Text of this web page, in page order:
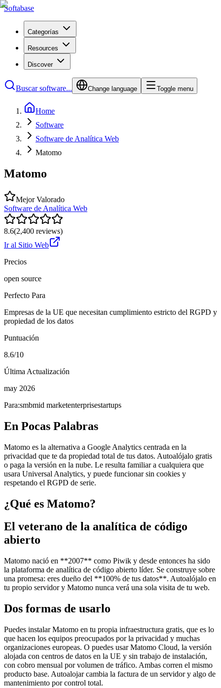
Softabase
Categorías
Resources
Discover
Buscar software... Change language Toggle menu
Home
Software
Software de Analítica Web
Matomo
Matomo
Mejor Valorado
Software de Analítica Web
8.6(2,400 reviews)
Ir al Sitio Web
Precios
open source
Perfecto Para
Empresas de la UE que necesitan cumplimiento estricto del RGPD y
propiedad de los datos
Puntuación
8.6/10
Última Actualización
may 2026
Para:smbmid marketenterprisestartups
En Pocas Palabras
Matomo es la alternativa a Google Analytics centrada en la
privacidad que te da propiedad total de tus datos. Autoalójalo gratis
o paga la versión en la nube. Le resulta familiar a cualquiera que
usara Universal Analytics, y puede funcionar sin cookies y
respetando el RGPD de serie.
¿Qué es Matomo?
El veterano de la analítica de código
abierto
Matomo nació en **2007** como Piwik y desde entonces ha sido
la plataforma de analítica de código abierto líder. Se construye sobre
una promesa: eres dueño del **100% de tus datos**. Autoalójalo en
tu propio servidor y Matomo nunca verá una sola visita de tu web.
Dos formas de usarlo
Puedes instalar Matomo en tu propia infraestructura gratis, que es lo
que hacen los equipos preocupados por la privacidad y muchas
organizaciones europeas. O puedes usar Matomo Cloud, la versión
alojada con centros de datos en la UE y sin trabajo de instalación,
con cobro mensual por volumen de tráfico. Ambas corren el mismo
producto base. Autoalojar cambia la factura de un servidor y algo de
mantenimiento por control total.